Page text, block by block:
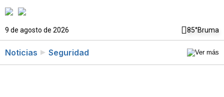
9 de agosto de 2026 85°Bruma
Noticias Seguridad